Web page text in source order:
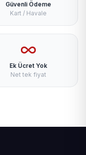
Güvenli Ödeme
Kart / Havale
Ek Ücret Yok
Net tek fiyat